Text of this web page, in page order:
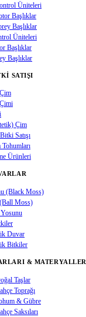
Üniteleri
Başlıklar
Başlıklar
Üniteleri
Başlıklar
Başlıklar
SATIŞI
Çim
Satışı
Ürünleri
(Black Moss)
Moss)
Duvar
Bitkiler
& MATERYALLER
Taşlar
Toprağı
& Gübre
Saksıları